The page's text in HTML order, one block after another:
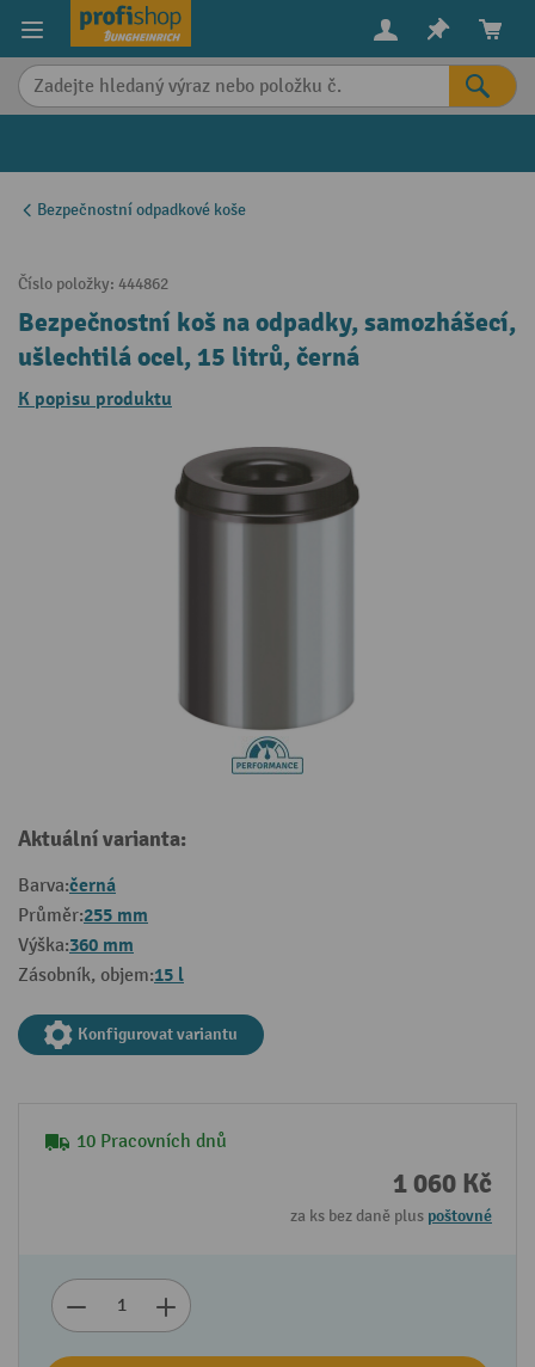
content
Bezpečnostní odpadkové koše
Číslo položky: 444862
Bezpečnostní koš na odpadky, samozhášecí,
ušlechtilá ocel, 15 litrů, černá
K popisu produktu
Aktuální varianta:
Barva:černá
Průměr:255 mm
Výška:360 mm
Zásobník, objem:15 l
Konfigurovat variantu
10 Pracovních dnů
1 060 Kč
za ks bez daně plus poštovné